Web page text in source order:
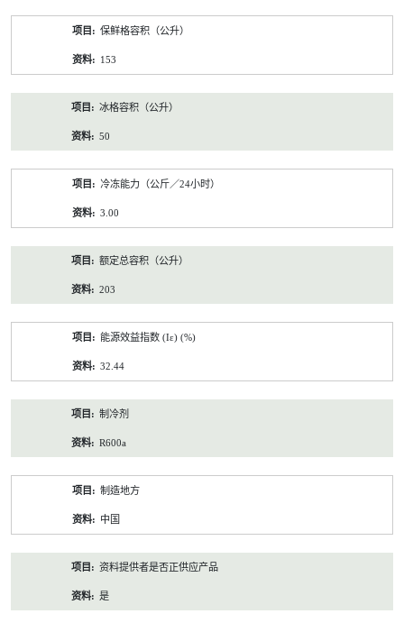
保鲜格容积（公升）
153
冰格容积（公升）
50
冷冻能力（公斤／24小时）
3.00
额定总容积（公升）
203
能源效益指数 (Iε) (%)
32.44
制冷剂
R600a
制造地方
中国
资料提供者是否正供应产品
是